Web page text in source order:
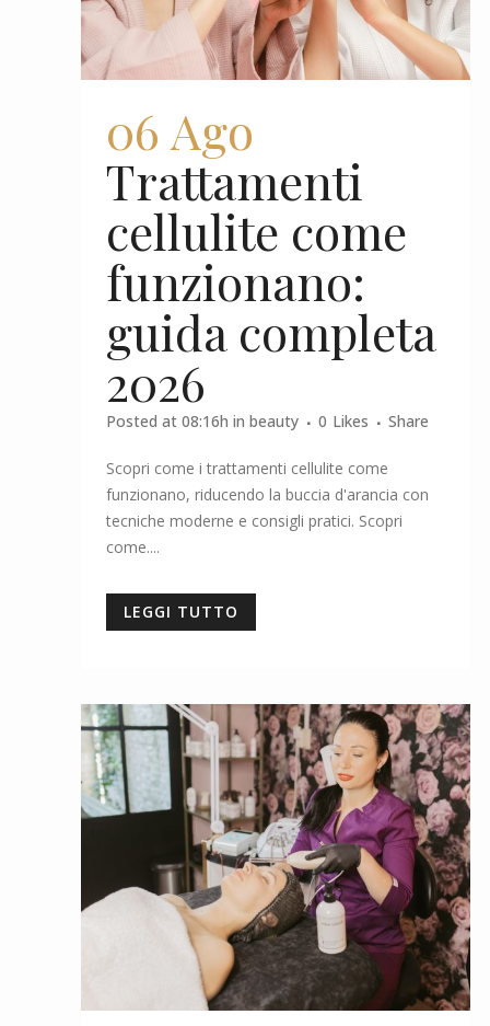
06 Ago
Trattamenti
cellulite come
funzionano:
guida completa
2026
Posted at 08:16h in beauty 0 Likes Share
Scopri come i trattamenti cellulite come
funzionano, riducendo la buccia d'arancia con
tecniche moderne e consigli pratici. Scopri
come....
LEGGI TUTTO